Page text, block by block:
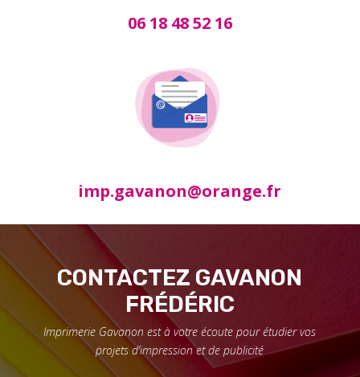
06 18 48 52 16
imp.gavanon@orange.fr
CONTACTEZ GAVANON
FRÉDÉRIC
Imprimerie Gavanon est à votre écoute pour étudier vos
projets d’impression et de publicité